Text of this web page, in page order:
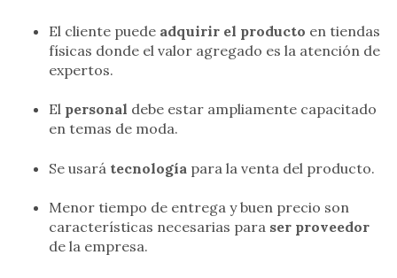
El cliente puede adquirir el producto en tiendas
físicas donde el valor agregado es la atención de
expertos.
El personal debe estar ampliamente capacitado
en temas de moda.
Se usará tecnología para la venta del producto.
Menor tiempo de entrega y buen precio son
características necesarias para ser proveedor
de la empresa.